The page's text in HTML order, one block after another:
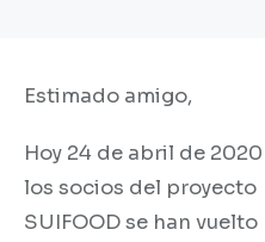
Estimado amigo,
Hoy 24 de abril de 2020
los socios del proyecto
SUIFOOD se han vuelto